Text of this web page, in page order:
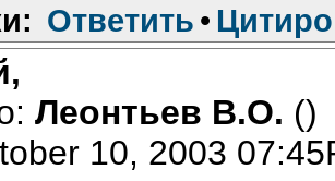
Ответить •
Леонтьев В.О. ()
10, 2003